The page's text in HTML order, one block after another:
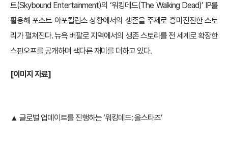
트(Skybound Entertainment)의 ‘워킹데드(The Walking Dead)’ IP를
활용해 포스트 아포칼립스 상황에서의 생존을 주제로 흥미진진한 스토
리가 펼쳐진다. 뉴욕 버팔로 지역에서의 생존 스토리를 전 세계로 확장한
스핀오프를 공개하며 색다른 재미를 더하고 있다.
[이미지 자료]
▲ 글로벌 업데이트를 진행하는 ‘워킹데드: 올스타즈’